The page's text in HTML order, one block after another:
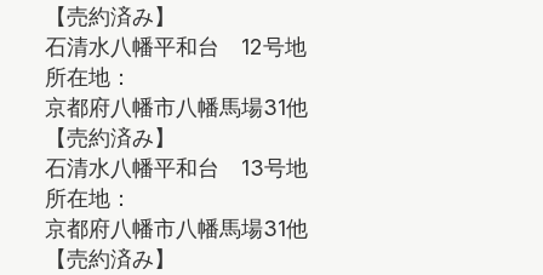
【売約済み】
石清水八幡平和台 12号地
所在地：
京都府八幡市八幡馬場31他
【売約済み】
石清水八幡平和台 13号地
所在地：
京都府八幡市八幡馬場31他
【売約済み】